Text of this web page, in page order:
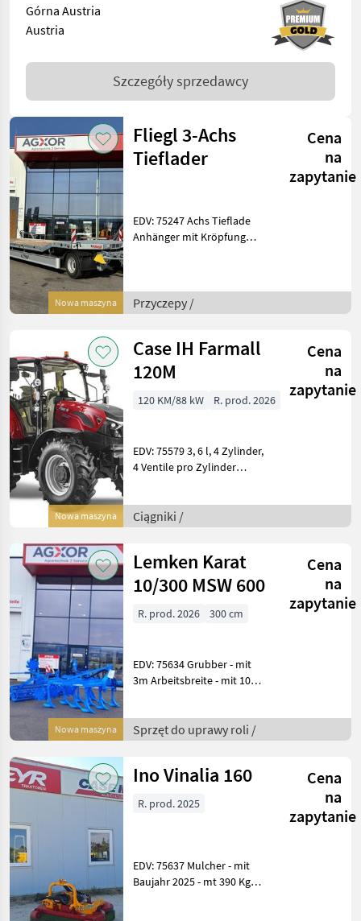
Górna Austria
Austria
Szczegóły sprzedawcy
Nowa maszyna
Fliegl 3-Achs
Tieflader
Cena
na
zapytanie
EDV: 75247 Achs Tieflade
Anhänger mit Kröpfung
Drehschemel mit kräftigen
Kugeldrehkranz Heckabstüt
Przyczepy /
Nowa maszyna
Case IH Farmall
120M
Cena
na
zapytanie
120 KM/88 kW R. prod. 2026
EDV: 75579 3, 6 l, 4 Zylinder,
4 Ventile pro Zylinder
Hochdruckeinspritzung
Abgasnorm Stufe V,
Nachbehandlungss
Ciągniki /
Nowa maszyna
Lemken Karat
10/300 MSW 600
Cena
na
zapytanie
R. prod. 2026 300 cm
EDV: 75634 Grubber - mit
3m Arbeitsbreite - mit 10
mit 80cm Rahmenhöhe -
mit zentraler
Sprzęt do uprawy roli /
Ino Vinalia 160
Cena
na
zapytanie
R. prod. 2025
EDV: 75637 Mulcher - mit
Baujahr 2025 - mt 390 Kg